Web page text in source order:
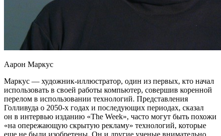
Аарон Маркус
Маркус — художник-иллюстратор, один из первых, кто начал
использовать в своей работы компьютер, совершив коренной
перелом в использовании технологий. Представления
Голливуда о 2050-х годах и последующих периодах, сказал
он в интервью изданию «The Week», часто могут быть похожи
«на опережающую скрытую рекламу» технологий, которые
еще не были изобретены. Он и другие ученые внимательно